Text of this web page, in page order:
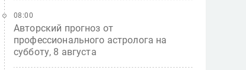
Авторский прогноз от
профессионального астролога на
субботу, 8 августа
08:00